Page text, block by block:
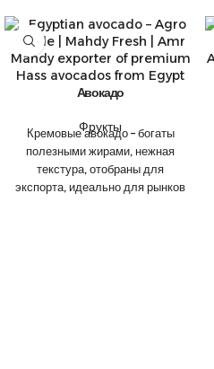
Авокадо
Фрукты
Кремовые авокадо – богаты
полезными жирами, нежная
текстура, отобраны для
экспорта, идеально для рынков